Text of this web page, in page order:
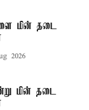
மின் தடை
2026
மின் தடை